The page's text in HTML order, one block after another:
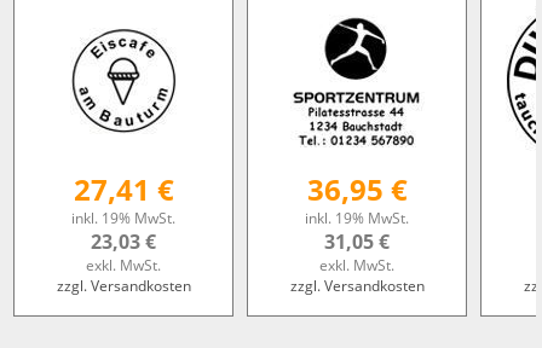
27,41 €
inkl. 19% MwSt.
23,03 €
exkl. MwSt.
zzgl. Versandkosten
36,95 €
inkl. 19% MwSt.
31,05 €
exkl. MwSt.
zzgl. Versandkosten